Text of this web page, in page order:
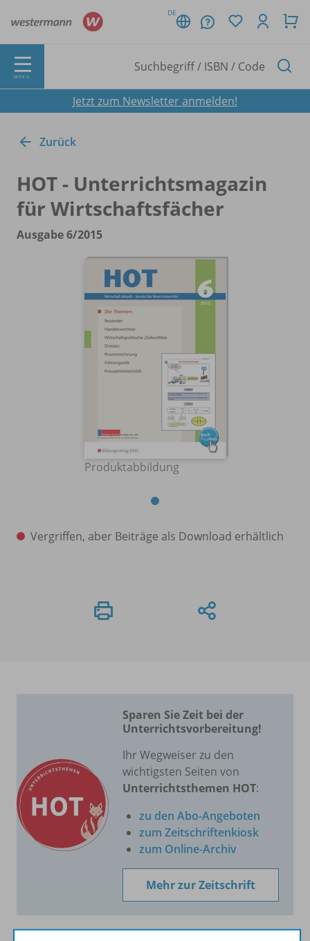
DE
MENÜ
Jetzt zum Newsletter anmelden!
Zurück
HOT - Unterrichtsmagazin
für Wirtschaftsfächer
Ausgabe 6/2015
Produktabbildung
Vergriffen, aber Beiträge als Download erhältlich
Sparen Sie Zeit bei der
Unterrichtsvorbereitung!
Ihr Wegweiser zu den
wichtigsten Seiten von
Unterrichtsthemen HOT:
zu den Abo-Angeboten
zum Zeitschriftenkiosk
zum Online-Archiv
Mehr zur Zeitschrift